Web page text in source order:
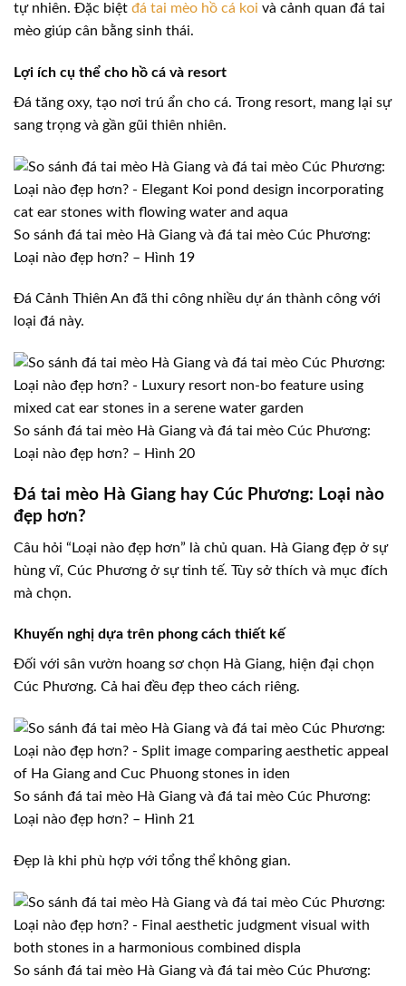
tự nhiên. Đặc biệt đá tai mèo hồ cá koi và cảnh quan đá tai
mèo giúp cân bằng sinh thái.
Lợi ích cụ thể cho hồ cá và resort
Đá tăng oxy, tạo nơi trú ẩn cho cá. Trong resort, mang lại sự
sang trọng và gần gũi thiên nhiên.
So sánh đá tai mèo Hà Giang và đá tai mèo Cúc Phương:
Loại nào đẹp hơn? – Hình 19
Đá Cảnh Thiên An đã thi công nhiều dự án thành công với
loại đá này.
So sánh đá tai mèo Hà Giang và đá tai mèo Cúc Phương:
Loại nào đẹp hơn? – Hình 20
Đá tai mèo Hà Giang hay Cúc Phương: Loại nào
đẹp hơn?
Câu hỏi “Loại nào đẹp hơn” là chủ quan. Hà Giang đẹp ở sự
hùng vĩ, Cúc Phương ở sự tinh tế. Tùy sở thích và mục đích
mà chọn.
Khuyến nghị dựa trên phong cách thiết kế
Đối với sân vườn hoang sơ chọn Hà Giang, hiện đại chọn
Cúc Phương. Cả hai đều đẹp theo cách riêng.
So sánh đá tai mèo Hà Giang và đá tai mèo Cúc Phương:
Loại nào đẹp hơn? – Hình 21
Đẹp là khi phù hợp với tổng thể không gian.
So sánh đá tai mèo Hà Giang và đá tai mèo Cúc Phương: